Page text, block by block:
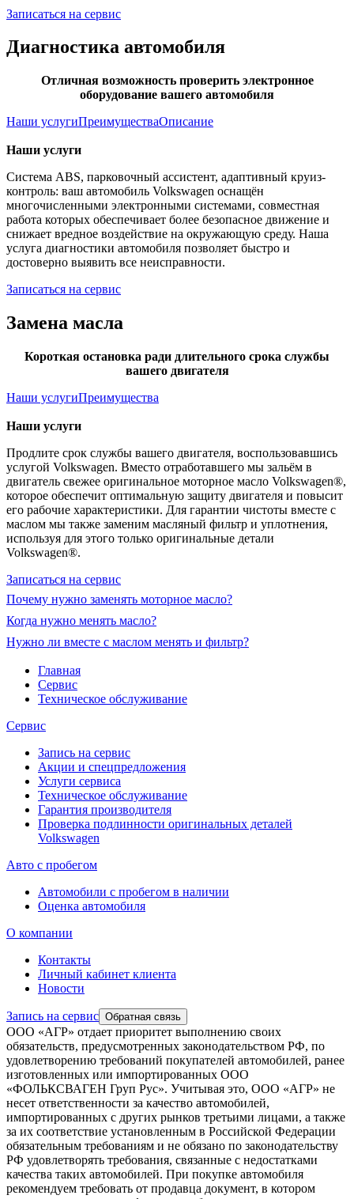
Записаться на сервис
Диагностика автомобиля
Отличная возможность проверить электронное
оборудование вашего автомобиля
Наши услугиПреимуществаОписание
Наши услуги
Система ABS, парковочный ассистент, адаптивный круиз-
контроль: ваш автомобиль Volkswagen оснащён
многочисленными электронными системами, совместная
работа которых обеспечивает более безопасное движение и
снижает вредное воздействие на окружающую среду. Наша
услуга диагностики автомобиля позволяет быстро и
достоверно выявить все неисправности.
Записаться на сервис
Замена масла
Короткая остановка ради длительного срока службы
вашего двигателя
Наши услугиПреимущества
Наши услуги
Продлите срок службы вашего двигателя, воспользовавшись
услугой Volkswagen. Вместо отработавшего мы зальём в
двигатель свежее оригинальное моторное масло Volkswagen®,
которое обеспечит оптимальную защиту двигателя и повысит
его рабочие характеристики. Для гарантии чистоты вместе с
маслом мы также заменим масляный фильтр и уплотнения,
используя для этого только оригинальные детали
Volkswagen®.
Записаться на сервис
Почему нужно заменять моторное масло?
Когда нужно менять масло?
Нужно ли вместе с маслом менять и фильтр?
Главная
Сервис
Техническое обслуживание
Сервис
Запись на сервис
Акции и спецпредложения
Услуги сервиса
Техническое обслуживание
Гарантия производителя
Проверка подлинности оригинальных деталей
Volkswagen
Авто с пробегом
Автомобили с пробегом в наличии
Оценка автомобиля
О компании
Контакты
Личный кабинет клиента
Новости
Запись на сервис Обратная связь
ООО «АГР» отдает приоритет выполнению своих
обязательств, предусмотренных законодательством РФ, по
удовлетворению требований покупателей автомобилей, ранее
изготовленных или импортированных ООО
«ФОЛЬКСВАГЕН Груп Рус». Учитывая это, ООО «АГР» не
несет ответственности за качество автомобилей,
импортированных с других рынков третьими лицами, а также
за их соответствие установленным в Российской Федерации
обязательным требованиям и не обязано по законодательству
РФ удовлетворять требования, связанные с недостатками
качества таких автомобилей. При покупке автомобиля
рекомендуем требовать от продавца документ, в котором